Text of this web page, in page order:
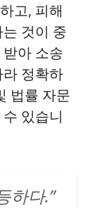
고, 피해
것이 중
아 소송
정확하
법률 자문
있습니
하다.”